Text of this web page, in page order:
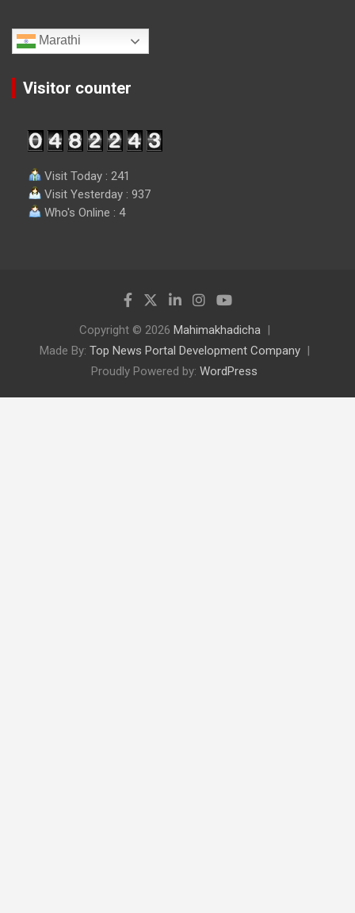
Marathi
Visitor counter
Visit Today : 241
Visit Yesterday : 937
Who's Online : 4
Copyright © 2026 Mahimakhadicha
Made By: Top News Portal Development Company
Proudly Powered by: WordPress